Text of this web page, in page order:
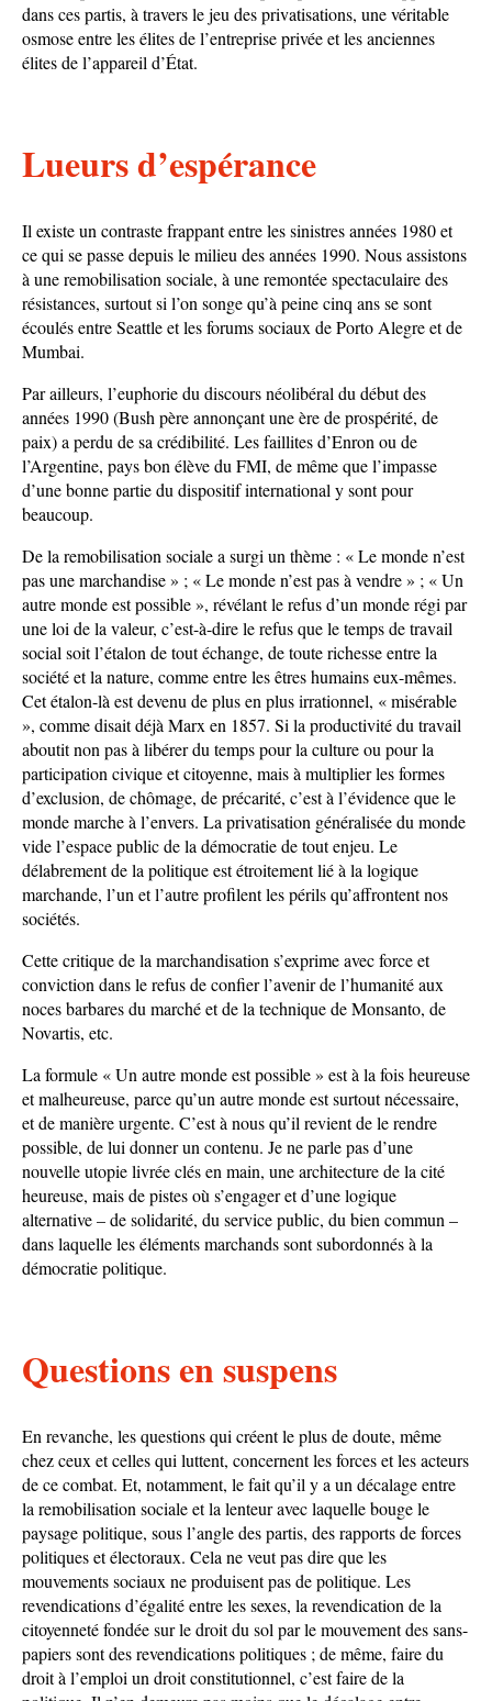
dans ces partis, à travers le jeu des privatisations, une véritable
osmose entre les élites de l’entreprise privée et les anciennes
élites de l’appareil d’État.
Lueurs d’espérance
Il existe un contraste frappant entre les sinistres années 1980 et
ce qui se passe depuis le milieu des années 1990. Nous assistons
à une remobilisation sociale, à une remontée spectaculaire des
résistances, surtout si l’on songe qu’à peine cinq ans se sont
écoulés entre Seattle et les forums sociaux de Porto Alegre et de
Mumbai.
Par ailleurs, l’euphorie du discours néolibéral du début des
années 1990 (Bush père annonçant une ère de prospérité, de
paix) a perdu de sa crédibilité. Les faillites d’Enron ou de
l’Argentine, pays bon élève du FMI, de même que l’impasse
d’une bonne partie du dispositif international y sont pour
beaucoup.
De la remobilisation sociale a surgi un thème : « Le monde n’est
pas une marchandise » ; « Le monde n’est pas à vendre » ; « Un
autre monde est possible », révélant le refus d’un monde régi par
une loi de la valeur, c’est-à-dire le refus que le temps de travail
social soit l’étalon de tout échange, de toute richesse entre la
société et la nature, comme entre les êtres humains eux-mêmes.
Cet étalon-là est devenu de plus en plus irrationnel, « misérable
», comme disait déjà Marx en 1857. Si la productivité du travail
aboutit non pas à libérer du temps pour la culture ou pour la
participation civique et citoyenne, mais à multiplier les formes
d’exclusion, de chômage, de précarité, c’est à l’évidence que le
monde marche à l’envers. La privatisation généralisée du monde
vide l’espace public de la démocratie de tout enjeu. Le
délabrement de la politique est étroitement lié à la logique
marchande, l’un et l’autre profilent les périls qu’affrontent nos
sociétés.
Cette critique de la marchandisation s’exprime avec force et
conviction dans le refus de confier l’avenir de l’humanité aux
noces barbares du marché et de la technique de Monsanto, de
Novartis, etc.
La formule « Un autre monde est possible » est à la fois heureuse
et malheureuse, parce qu’un autre monde est surtout nécessaire,
et de manière urgente. C’est à nous qu’il revient de le rendre
possible, de lui donner un contenu. Je ne parle pas d’une
nouvelle utopie livrée clés en main, une architecture de la cité
heureuse, mais de pistes où s’engager et d’une logique
alternative – de solidarité, du service public, du bien commun –
dans laquelle les éléments marchands sont subordonnés à la
démocratie politique.
Questions en suspens
En revanche, les questions qui créent le plus de doute, même
chez ceux et celles qui luttent, concernent les forces et les acteurs
de ce combat. Et, notamment, le fait qu’il y a un décalage entre
la remobilisation sociale et la lenteur avec laquelle bouge le
paysage politique, sous l’angle des partis, des rapports de forces
politiques et électoraux. Cela ne veut pas dire que les
mouvements sociaux ne produisent pas de politique. Les
revendications d’égalité entre les sexes, la revendication de la
citoyenneté fondée sur le droit du sol par le mouvement des sans-
papiers sont des revendications politiques ; de même, faire du
droit à l’emploi un droit constitutionnel, c’est faire de la